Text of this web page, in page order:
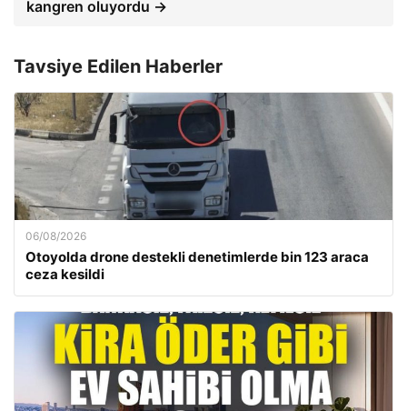
kangren oluyordu →
Tavsiye Edilen Haberler
06/08/2026
Otoyolda drone destekli denetimlerde bin 123 araca
ceza kesildi